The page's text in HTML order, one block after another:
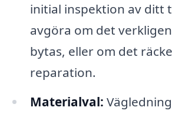
initial inspektion av ditt
avgöra om det
bytas, eller om det
reparation.
Materialval: